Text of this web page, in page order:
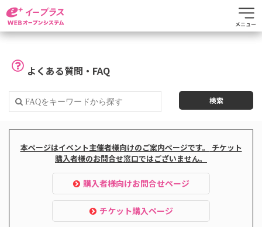
メニュー
よくある質問・FAQ
本ページはイベント主催者様向けのご案内ページです。
チケット
購入者様のお問合せ窓口ではございません。
購入者様向けお問合せページ
チケット購入ページ